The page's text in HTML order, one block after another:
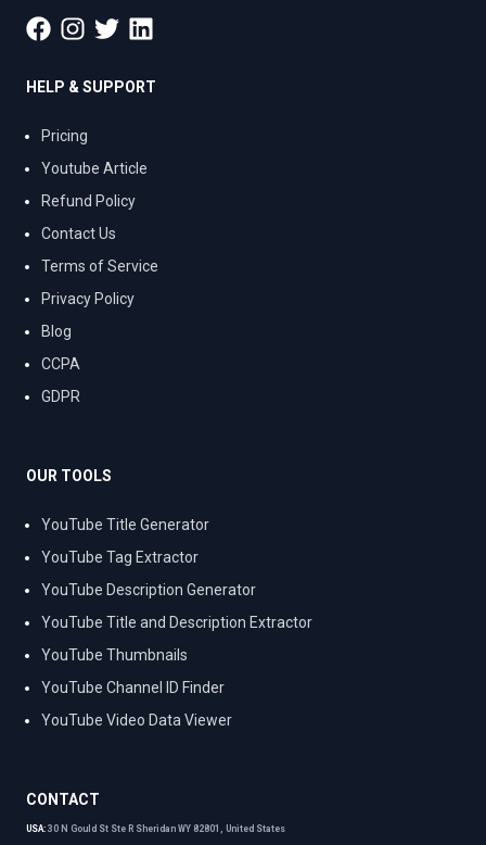
HELP & SUPPORT
Pricing
Youtube Article
Refund Policy
Contact Us
Terms of Service
Privacy Policy
Blog
CCPA
GDPR
OUR TOOLS
YouTube Title Generator
YouTube Tag Extractor
YouTube Description Generator
YouTube Title and Description Extractor
YouTube Thumbnails
YouTube Channel ID Finder
YouTube Video Data Viewer
CONTACT
USA: 30 N Gould St Ste R Sheridan WY 82801, United States